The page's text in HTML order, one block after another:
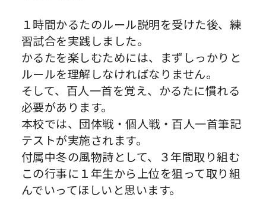
１時間かるたのルール説明を受けた後、練
習試合を実践しました。
かるたを楽しむためには、まずしっかりと
ルールを理解しなければなりません。
そして、百人一首を覚え、かるたに慣れる
必要があります。
本校では、団体戦・個人戦・百人一首筆記
テストが実施されます。
付属中冬の風物詩として、３年間取り組む
この行事に１年生から上位を狙って取り組
んでいってほしいと思います。